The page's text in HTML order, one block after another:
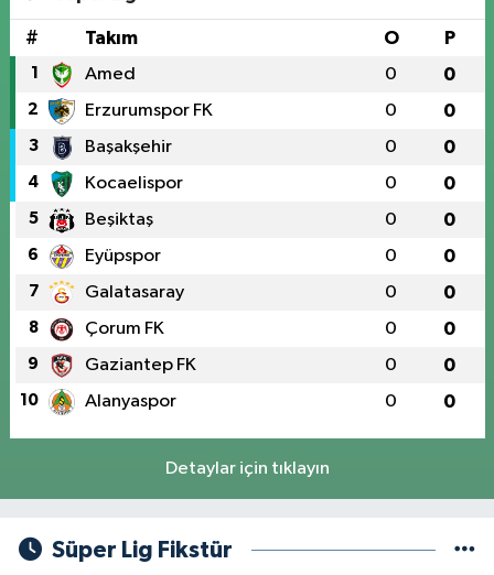
# Takım O P
1 Amed 0 0
2 Erzurumspor FK 0 0
3 Başakşehir 0 0
4 Kocaelispor 0 0
5 Beşiktaş 0 0
6 Eyüpspor 0 0
7 Galatasaray 0 0
8 Çorum FK 0 0
9 Gaziantep FK 0 0
10 Alanyaspor 0 0
Detaylar için tıklayın
Süper Lig Fikstür